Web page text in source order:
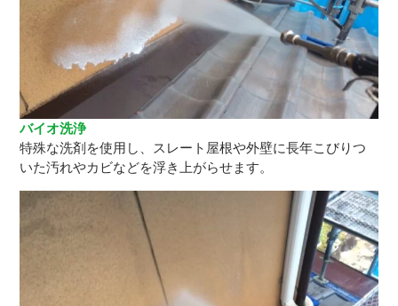
バイオ洗浄
特殊な洗剤を使用し、スレート屋根や外壁に長年こびりつ
いた汚れやカビなどを浮き上がらせます。